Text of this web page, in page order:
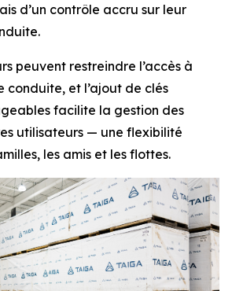
d’un contrôle accru sur leur
peuvent restreindre l’accès à
conduite, et l’ajout de clés
facilite la gestion des
utilisateurs — une flexibilité
les amis et les flottes.